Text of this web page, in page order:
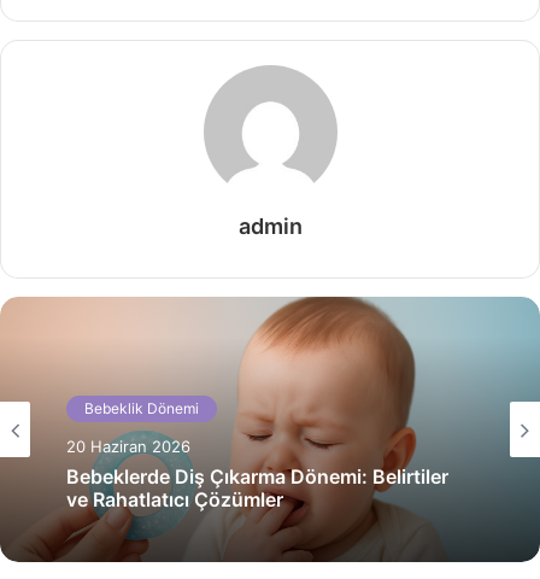
admin
Bebeklik Dönemi
20 Haziran 2026
Bebeklerde Diş Çıkarma Dönemi: Belirtiler
ve Rahatlatıcı Çözümler
Bebeklik Dönemi
20 Haziran 2026